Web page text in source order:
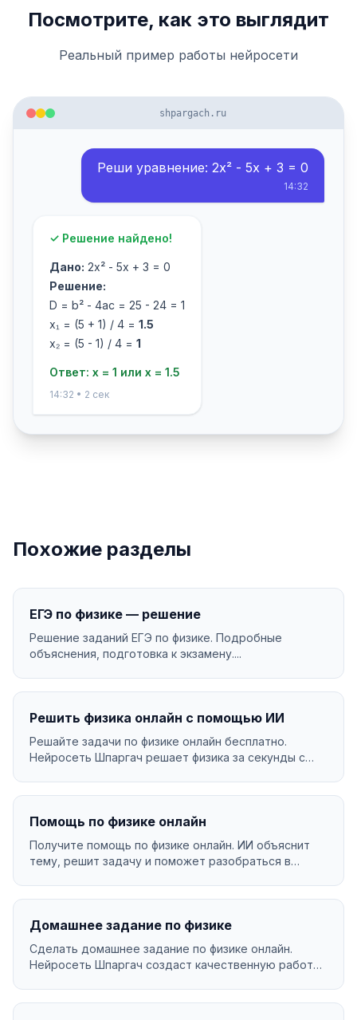
Посмотрите, как это выглядит
Реальный пример работы нейросети
shpargach.ru
Реши уравнение: 2x² - 5x + 3 = 0
14:32
✓ Решение найдено!
Дано: 2x² - 5x + 3 = 0
Решение:
D = b² - 4ac = 25 - 24 = 1
x₁ = (5 + 1) / 4 = 1.5
x₂ = (5 - 1) / 4 = 1
Ответ: x = 1 или x = 1.5
14:32 • 2 сек
Похожие разделы
ЕГЭ по физике — решение
Решение заданий ЕГЭ по физике. Подробные
объяснения, подготовка к экзамену....
Решить физика онлайн с помощью ИИ
Решайте задачи по физике онлайн бесплатно.
Нейросеть Шпаргач решает физика за секунды с
Помощь по физике онлайн
Получите помощь по физике онлайн. ИИ объяснит
тему, решит задачу и поможет разобраться в
Домашнее задание по физике
Сделать домашнее задание по физике онлайн.
Нейросеть Шпаргач создаст качественную работу